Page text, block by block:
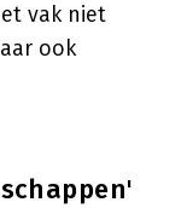
vak niet
ook